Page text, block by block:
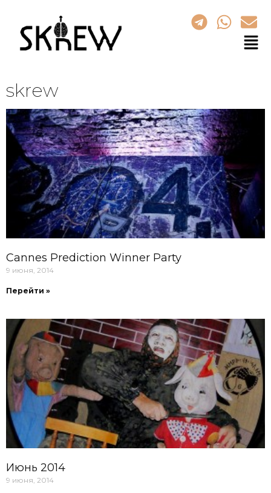
skrew
Cannes Prediction Winner Party
9 июня, 2014
Перейти »
Июнь 2014
9 июня, 2014